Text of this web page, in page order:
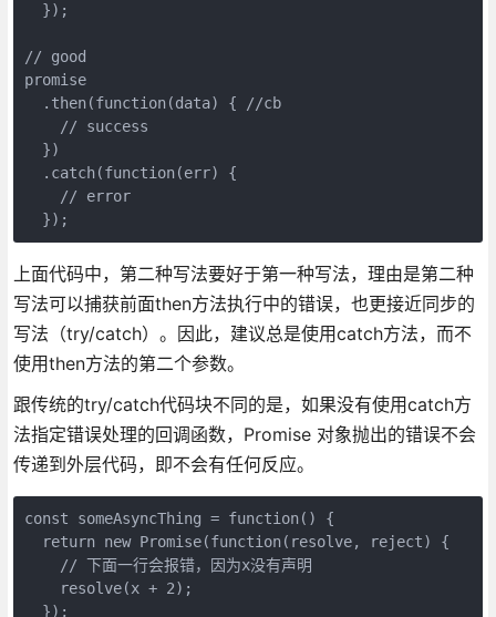
  });
// good
promise
  .then(function(data) { //cb
    // success
  })
  .catch(function(err) {
    // error
  });
上面代码中，第二种写法要好于第一种写法，理由是第二种
写法可以捕获前面then方法执行中的错误，也更接近同步的
写法（try/catch）。因此，建议总是使用catch方法，而不
使用then方法的第二个参数。
跟传统的try/catch代码块不同的是，如果没有使用catch方
法指定错误处理的回调函数，Promise 对象抛出的错误不会
传递到外层代码，即不会有任何反应。
const someAsyncThing = function() {
  return new Promise(function(resolve, reject) {
    // 下面一行会报错，因为x没有声明
    resolve(x + 2);
  });